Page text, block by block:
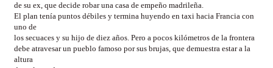
de su ex, que decide robar una casa de empeño madrileña.
El plan tenía puntos débiles y termina huyendo en taxi hacia Francia con
uno de
los secuaces y su hijo de diez años. Pero a pocos kilómetros de la frontera
debe atravesar un pueblo famoso por sus brujas, que demuestra estar a la
altura